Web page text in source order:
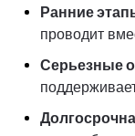
Ранние
проводит
Серьезные